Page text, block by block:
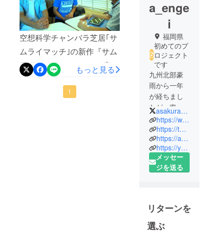
空想科学チャンバラ芝居｢サ
ムライマッチ｣の新作『サム
ライマッチ003～マッチ売り
の照準～』の稽古がいよい
よ来月から始まります。稽
もっと見る
1
a_enge
i
福岡県
初めてのプ
ロジェクト
です
九州北部豪
雨から一年
が経ちまし
たが、復興
は未だ道半
ばというの
が実情で
す。私たち
は、「九州
北部豪雨復
倉いきいき
ヴィレッ
ジ」など微
asakura_engei
https://www.facebook.com/asakura.engei
https://twitter.com/asakura_engei
https://ameblo.jp/asakura-engei
https://youtu.be/3lvvDkR5DpM
メッセー
ジを送る
リターンを
選ぶ